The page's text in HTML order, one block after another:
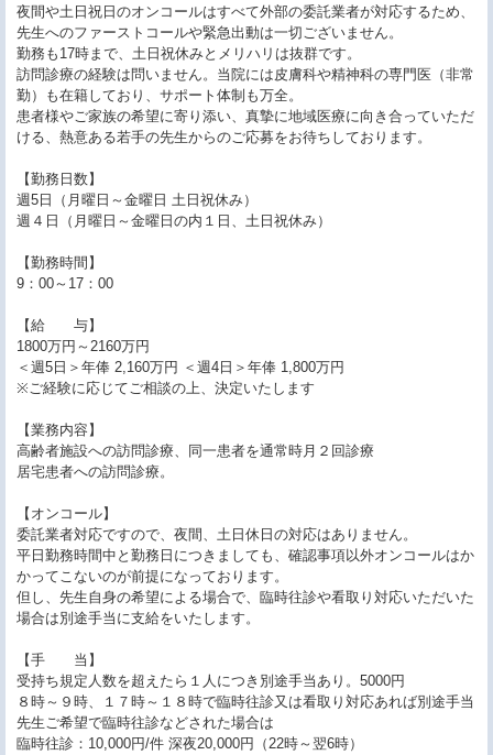
夜間や土日祝日のオンコールはすべて外部の委託業者が対応するため、
先生へのファーストコールや緊急出動は一切ございません。
勤務も17時まで、土日祝休みとメリハリは抜群です。
訪問診療の経験は問いません。当院には皮膚科や精神科の専門医（非常
勤）も在籍しており、サポート体制も万全。
患者様やご家族の希望に寄り添い、真摯に地域医療に向き合っていただ
ける、熱意ある若手の先生からのご応募をお待ちしております。
【勤務日数】
週5日（月曜日～金曜日 土日祝休み）
週４日（月曜日～金曜日の内１日、土日祝休み）
【勤務時間】
9：00～17：00
【給 与】
1800万円～2160万円
＜週5日＞年俸 2,160万円 ＜週4日＞年俸 1,800万円
※ご経験に応じてご相談の上、決定いたします
【業務内容】
高齢者施設への訪問診療、同一患者を通常時月２回診療
居宅患者への訪問診療。
【オンコール】
委託業者対応ですので、夜間、土日休日の対応はありません。
平日勤務時間中と勤務日につきましても、確認事項以外オンコールはか
かってこないのが前提になっております。
但し、先生自身の希望による場合で、臨時往診や看取り対応いただいた
場合は別途手当に支給をいたします。
【手 当】
受持ち規定人数を超えたら１人につき別途手当あり。5000円
８時～９時、１７時～１８時で臨時往診又は看取り対応あれば別途手当
先生ご希望で臨時往診などされた場合は
臨時往診：10,000円/件 深夜20,000円（22時～翌6時）